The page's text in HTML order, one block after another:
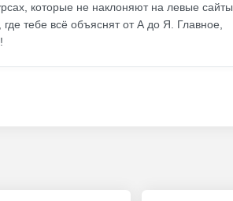
которые не наклоняют на левые сайты.
тебе всё объяснят от А до Я. Главное,